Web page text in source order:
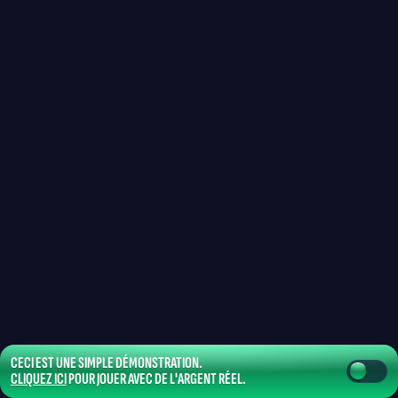
CECI EST UNE SIMPLE DÉMONSTRATION.
CLIQUEZ ICIPOUR JOUER AVEC DE L'ARGENT RÉEL.